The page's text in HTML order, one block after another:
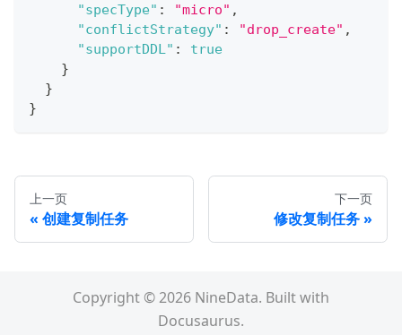
"specType" : "micro" ,
"conflictStrategy" : "drop_create" ,
"supportDDL" :
true
}
}
}
上一页
创建复制任务
下一页
修改复制任务
Copyright © 2026 NineData. Built with
Docusaurus.